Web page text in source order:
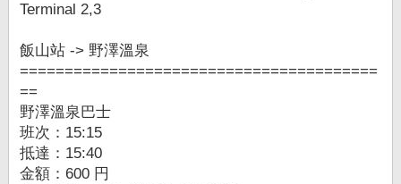
Terminal 2,3
飯山站 -> 野澤溫泉
========================================
==
野澤溫泉巴士
班次：15:15
抵達：15:40
金額：600 円